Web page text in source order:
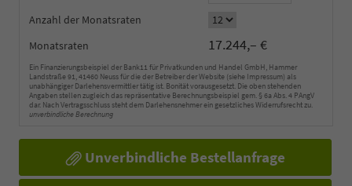
Anzahl der Monatsraten
Monatsraten
17.244,– €
Ein Finanzierungsbeispiel der Bank11 für Privatkunden und Handel GmbH, Hammer
Landstraße 91, 41460 Neuss für die der Betreiber der Website (siehe Impressum) als
unabhängiger Darlehensvermittler tätig ist. Bonität vorausgesetzt. Die oben stehenden
Angaben stellen zugleich das repräsentative Berechnungsbeispiel gem. § 6a Abs. 4 PAngV
dar. Nach Vertragsschluss steht dem Darlehensnehmer ein gesetzliches Widerrufsrecht zu.
unverbindliche Berechnung
Unverbindliche Bestellanfrage